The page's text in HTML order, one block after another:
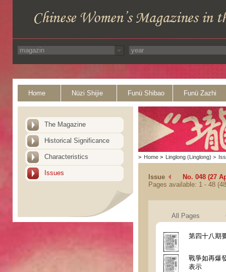
Home Nüzi Shijie Funü Shibao Funü Zazhi
The Magazine
Historical Significance
Characteristics
Issues
> Home > Linglong (Linglong) >
Issue
No. 048 (27
Pages available: 1 - 48
All Pages
第四十八期
戰爭如再爆
表示